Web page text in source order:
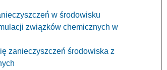
w środowisku
związków chemicznych w
zanieczyszczeń środowiska z